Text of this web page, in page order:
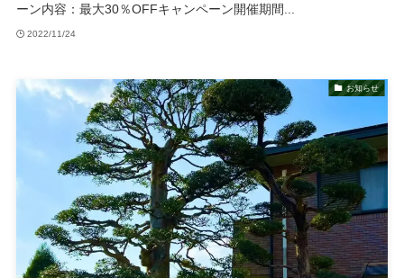
ーン内容：最大30％OFFキャンペーン開催期間...
2022/11/24
お知らせ